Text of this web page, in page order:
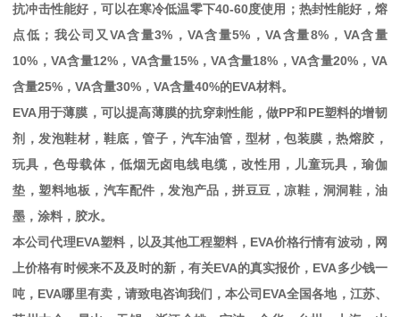
抗冲击性能好，可以在寒冷低温零下40-60度使用；热封性能好，熔
点低；我公司又 VA含量3% ，VA含量5% ，VA含量8%， VA含量
10% ， VA含量12% ， VA含量15%，VA含量18% ，VA含量20% ， VA
含量25% ，VA含量30% ，VA含量40%的EVA材料。
EVA用于薄膜，可以提高薄膜的抗穿刺性能，做PP和PE塑料的增韧
剂，发泡鞋材，鞋底，管子，汽车油管，型材，包装膜，热熔胶，
玩具，色母载体，低烟无卤电线电缆，改性用，儿童玩具，瑜伽
垫，塑料地板，汽车配件，发泡产品，拼豆豆，凉鞋，洞洞鞋，油
墨，涂料，胶水。
本公司代理EVA塑料，以及其他工程塑料， EVA价格行情有波动，网
上价格有时候来不及及时的新，有关EVA的真实报价， EVA多少钱一
吨， EVA哪里有卖，请致电咨询我们，本公司 EVA全国各地，江苏、